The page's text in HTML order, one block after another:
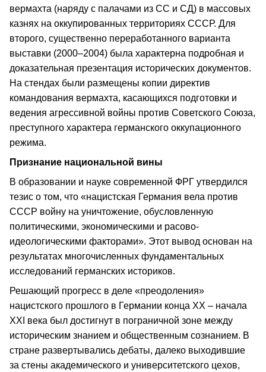
вермахта (наряду с палачами из СС и СД) в массовых
казнях на оккупированных территориях СССР. Для
второго, существенно переработанного варианта
выставки (2000–2004) была характерна подробная и
доказательная презентация исторических документов.
На стендах были размещены копии директив
командования вермахта, касающихся подготовки и
ведения агрессивной войны против Советского Союза,
преступного характера германского оккупационного
режима.
Признание национальной вины
В образовании и науке современной ФРГ утвердился
тезис о том, что «нацистская Германия вела против
СССР войну на уничтожение, обусловленную
политическими, экономическими и расово-
идеологическими факторами». Этот вывод основан на
результатах многочисленных фундаментальных
исследований германских историков.
Решающий прогресс в деле «преодоления»
нацистского прошлого в Германии конца ХХ – начала
ХХI века был достигнут в пограничной зоне между
историческим знанием и общественным сознанием. В
стране развертывались дебаты, далеко выходившие
за стены академического и университетского цехов,